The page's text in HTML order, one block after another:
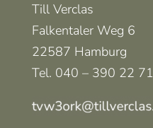
Till Verclas
Falkentaler Weg 6
22587 Hamburg
Tel. 040 – 390 22 71